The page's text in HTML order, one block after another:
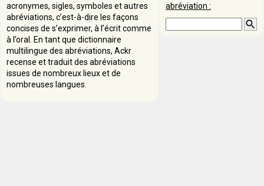
abréviation :
acronymes, sigles, symboles et autres
abréviations, c’est-à-dire les façons
concises de s’exprimer, à l’écrit comme
à l’oral. En tant que dictionnaire
multilingue des abréviations, Ackr
recense et traduit des abréviations
issues de nombreux lieux et de
nombreuses langues.